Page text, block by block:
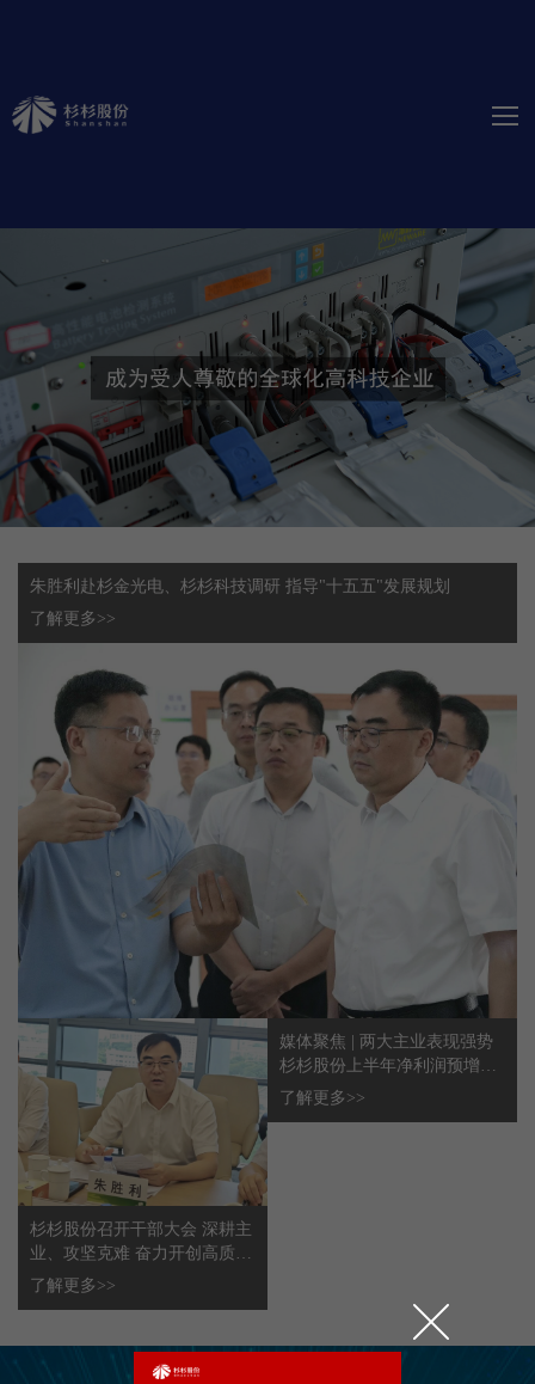
朱胜利赴杉金光电、杉杉科技调研 指导"十五五"发展规划
了解更多>>
杉杉股份召开干部大会 深耕主
业、攻坚克难 奋力开创高质量
发展崭新局面
了解更多>>
媒体聚焦 | 两大主业表现强势
杉杉股份上半年净利润预增
262%至334%
了解更多>>